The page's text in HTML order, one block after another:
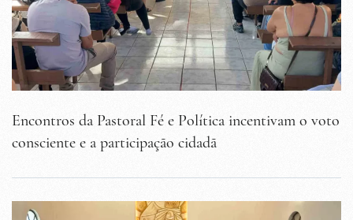
Encontros da Pastoral Fé e Política incentivam o voto
consciente e a participação cidadã